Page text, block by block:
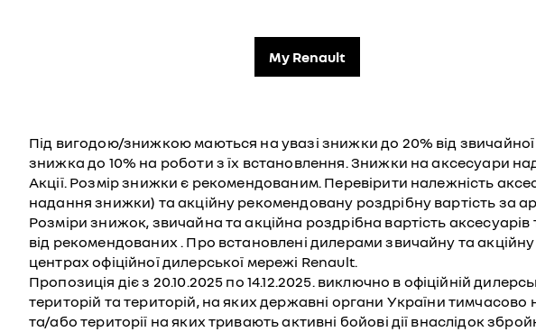
My Renault
Під вигодою/знижкою маються на увазі знижки до 20% від звичайної
знижка до 10% на роботи з їх встановлення. Знижки на аксесуари
Акції. Розмір знижки є рекомендованим. Перевірити належність
надання знижки) та акційну рекомендовану роздрібну вартість
Розміри знижок, звичайна та акційна роздрібна вартість
від рекомендованих . Про встановлені дилерами звичайну та
центрах офіційної дилерської мережі Renault.
Пропозиція діє з 20.10.2025 по 14.12.2025. виключно в офіційній
територій та територій, на яких державні органи України
та/або території на яких тривають активні бойові дії внаслідок